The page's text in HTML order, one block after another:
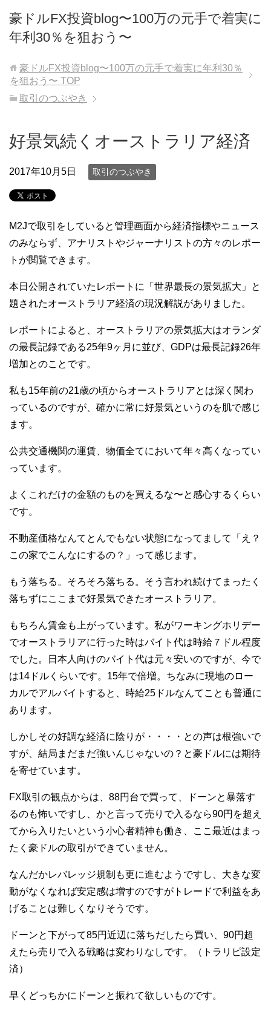
豪ドルFX投資blog〜100万の元手で着実に
年利30％を狙おう〜
豪ドルFX投資blog〜100万の元手で着実に年利30％
を狙おう〜 TOP
取引のつぶやき
好景気続くオーストラリア経済
2017年10月5日 取引のつぶやき
M2Jで取引をしていると管理画面から経済指標やニュース
のみならず、アナリストやジャーナリストの方々のレポー
トが閲覧できます。
本日公開されていたレポートに「世界最長の景気拡大」と
題されたオーストラリア経済の現況解説がありました。
レポートによると、オーストラリアの景気拡大はオランダ
の最長記録である25年9ヶ月に並び、GDPは最長記録26年
増加とのことです。
私も15年前の21歳の頃からオーストラリアとは深く関わ
っているのですが、確かに常に好景気というのを肌で感じ
ます。
公共交通機関の運賃、物価全てにおいて年々高くなってい
っています。
よくこれだけの金額のものを買えるな〜と感心するくらい
です。
不動産価格なんてとんでもない状態になってまして「え？
この家でこんなにするの？」って感じます。
もう落ちる。そろそろ落ちる。そう言われ続けてまったく
落ちずにここまで好景気できたオーストラリア。
もちろん賃金も上がっています。私がワーキングホリデー
でオーストラリアに行った時はバイト代は時給７ドル程度
でした。日本人向けのバイト代は元々安いのですが、今で
は14ドルくらいです。15年で倍増。ちなみに現地のロー
カルでアルバイトすると、時給25ドルなんてことも普通に
あります。
しかしその好調な経済に陰りが・・・・との声は根強いで
すが、結局まだまだ強いんじゃないの？と豪ドルには期待
を寄せています。
FX取引の観点からは、88円台で買って、ドーンと暴落す
るのも怖いですし、かと言って売りで入るなら90円を超え
てから入りたいという小心者精神も働き、ここ最近はまっ
たく豪ドルの取引ができていません。
なんだかレバレッジ規制も更に進むようですし、大きな変
動がなくなれば安定感は増すのですがトレードで利益をあ
げることは難しくなりそうです。
ドーンと下がって85円近辺に落ちだしたら買い、90円超
えたら売りで入る戦略は変わりなしです。（トラリピ設定
済）
早くどっちかにドーンと振れて欲しいものです。